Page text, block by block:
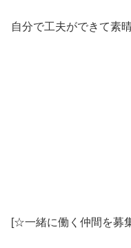
自分で工夫ができて素
[☆一緒に働く仲間を募